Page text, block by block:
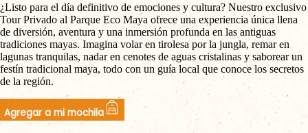
¿Listo para el día definitivo de emociones y cultura? Nuestro exclusivo
Tour Privado al Parque Eco Maya ofrece una experiencia única llena
de diversión, aventura y una inmersión profunda en las antiguas
tradiciones mayas. Imagina volar en tirolesa por la jungla, remar en
lagunas tranquilas, nadar en cenotes de aguas cristalinas y saborear un
festín tradicional maya, todo con un guía local que conoce los secretos
de la región.
Agregar a mi mochila